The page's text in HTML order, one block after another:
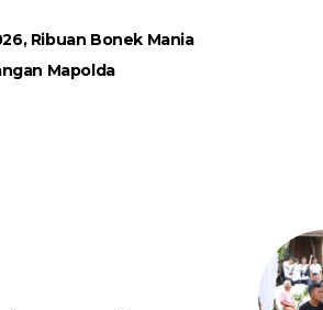
Ribuan Bonek Mania
Mapolda